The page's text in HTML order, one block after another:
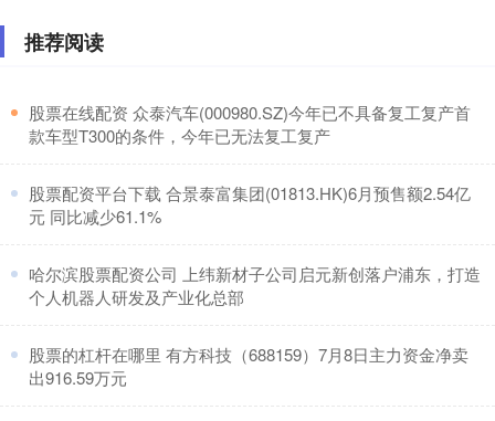
推荐阅读
​股票在线配资 众泰汽车(000980.SZ)今年已不具备复工复产首
款车型T300的条件，今年已无法复工复产
​股票配资平台下载 合景泰富集团(01813.HK)6月预售额2.54亿
元 同比减少61.1%
​哈尔滨股票配资公司 上纬新材子公司启元新创落户浦东，打造
个人机器人研发及产业化总部
​股票的杠杆在哪里 有方科技（688159）7月8日主力资金净卖
出916.59万元